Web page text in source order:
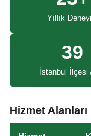
Yıllık
39
İstanbul İlçesi
Hizmet Alanları